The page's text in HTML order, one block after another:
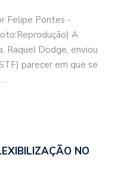
Felipe Pontes -
A
Raquel Dodge, enviou
parecer em que se
NO